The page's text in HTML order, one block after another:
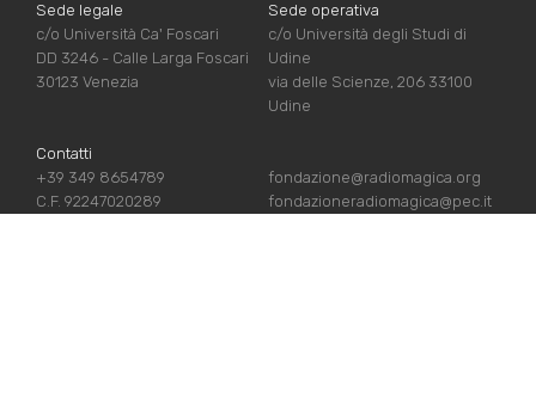
Sede legale
c/o Università Ca' Foscari
DD 3246 - Calle Larga Foscari
30123 Venezia
Sede operativa
c/o Università degli Studi di
Udine
via delle Scienze, 206 33100
Udine
Contatti
+39 349 8654789
C.F. 92247020289
fondazione@radiomagica.org
fondazioneradiomagica@pec.it